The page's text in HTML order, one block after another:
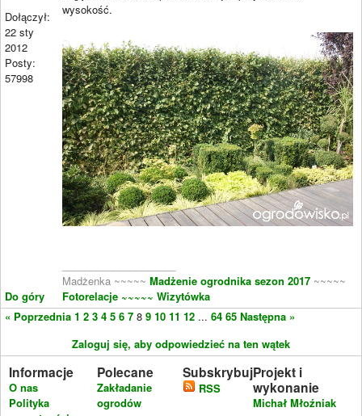
Dołączył:
22 sty
2012
Posty:
57998
Do góry
wysokość.
Madżenka ~~~~~ Madżenie ogrodnika sezon 2017 ~~~~~
Fotorelacje ~~~~~ Wizytówka
« Poprzednia 1 2 3 4 5 6 7 8 9 10 11 12 ... 64 65 Następna »
Zaloguj się, aby odpowiedzieć na ten wątek
Informacje
O nas
Polityka
Polecane
Zakładanie
ogrodów
Subskrybuj
RSS
Projekt i
wykonanie
Michał Młoźniak